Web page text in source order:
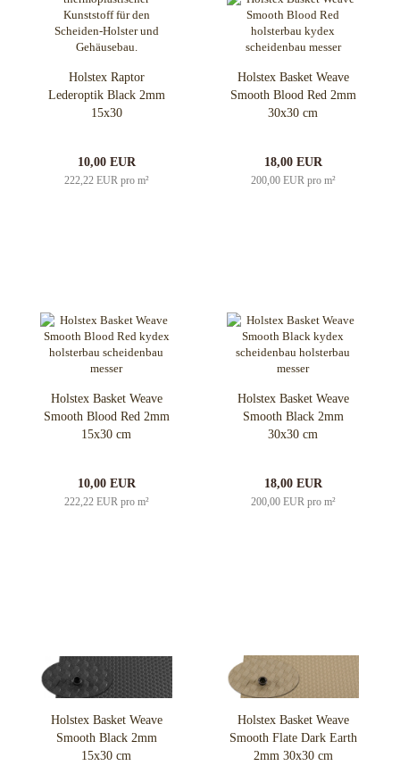
Holstex Raptor
Lederoptik Black 2mm
15x30
10,00 EUR
222,22 EUR pro m²
Holstex Basket Weave
Smooth Blood Red 2mm
30x30 cm
18,00 EUR
200,00 EUR pro m²
Holstex Basket Weave
Smooth Blood Red 2mm
15x30 cm
10,00 EUR
222,22 EUR pro m²
Holstex Basket Weave
Smooth Black 2mm
30x30 cm
18,00 EUR
200,00 EUR pro m²
Holstex Basket Weave
Smooth Black 2mm
15x30 cm
Holstex Basket Weave
Smooth Flate Dark Earth
2mm 30x30 cm